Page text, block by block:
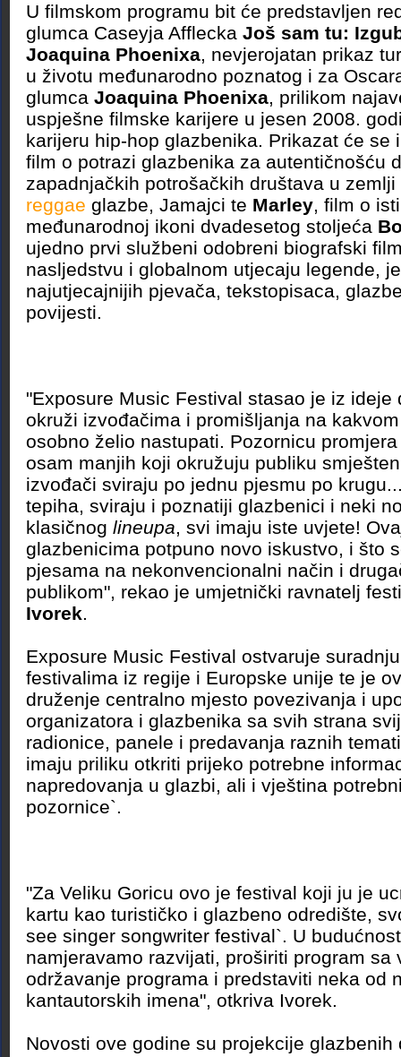
U filmskom programu bit će predstavljen
glumca Caseyja Afflecka Još sam tu:
Joaquina Phoenixa, nevjerojatan prikaz
u životu međunarodno poznatog i za
glumca Joaquina Phoenixa, prilikom
uspješne filmske karijere u jesen 2008.
karijeru hip-hop glazbenika. Prikazat će se
film o potrazi glazbenika za autentičnošću
zapadnjačkih potrošačkih društava u
reggae glazbe, Jamajci te Marley, film o
međunarodnoj ikoni dvadesetog stoljeća
ujedno prvi službeni odobreni biografski
nasljedstvu i globalnom utjecaju legende,
najutjecajnijih pjevača, tekstopisaca,
povijesti.
"Exposure Music Festival stasao je iz ideje
okruži izvođačima i promišljanja na
osobno želio nastupati. Pozornicu
osam manjih koji okružuju publiku
izvođači sviraju po jednu pjesmu po
tepiha, sviraju i poznatiji glazbenici i neki
klasičnog lineupa, svi imaju iste uvjete!
glazbenicima potpuno novo iskustvo, i što
pjesama na nekonvencionalni način i
publikom", rekao je umjetnički ravnatelj
Ivorek.
Exposure Music Festival ostvaruje
festivalima iz regije i Europske unije te je
druženje centralno mjesto povezivanja i
organizatora i glazbenika sa svih strana
radionice, panele i predavanja raznih
imaju priliku otkriti prijeko potrebne
napredovanja u glazbi, ali i vještina
pozornice`.
"Za Veliku Goricu ovo je festival koji ju je
kartu kao turističko i glazbeno odredište,
see singer songwriter festival`. U
namjeravamo razvijati, proširiti program sa
održavanje programa i predstaviti neka od
kantautorskih imena", otkriva Ivorek.
Novosti ove godine su projekcije glazbenih